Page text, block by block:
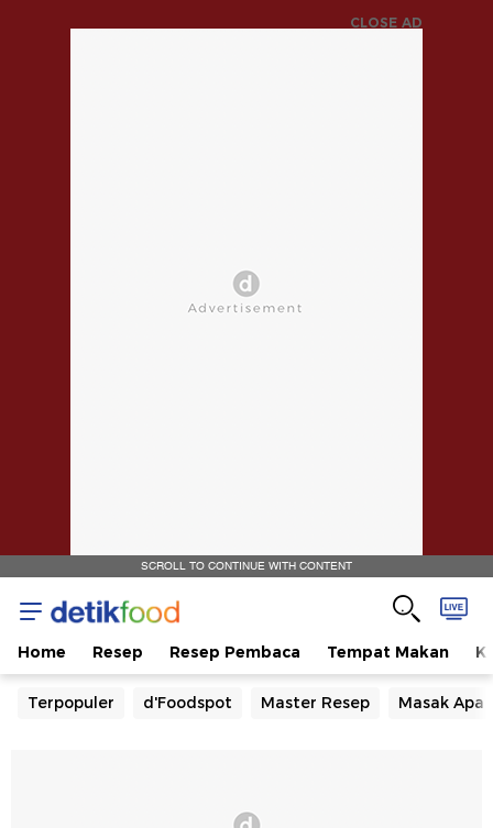
CLOSE AD
SCROLL TO CONTINUE WITH CONTENT
Home Resep Resep Pembaca Tempat Makan
Terpopuler d'Foodspot Master Resep Masak Apa